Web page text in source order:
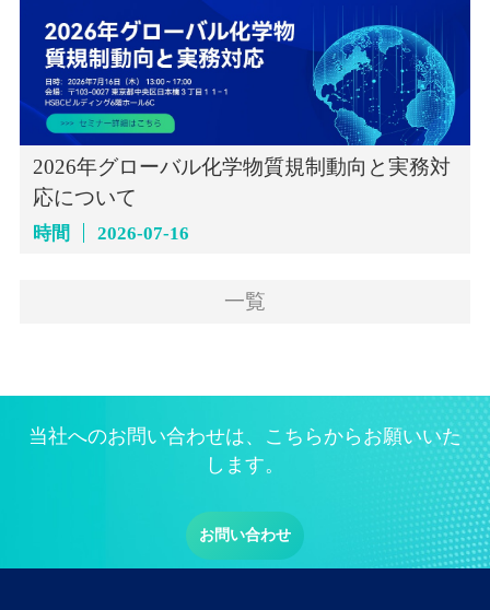
2026年グローバル化学物質規制動向と実務対
応について
時間 2026-07-16
一覧
当社へのお問い合わせは、こちらからお願いいた
します。
お問い合わせ